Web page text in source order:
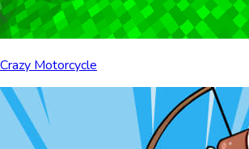
Crazy Motorcycle